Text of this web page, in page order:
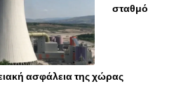
σταθμό
ασφάλεια της χώρας